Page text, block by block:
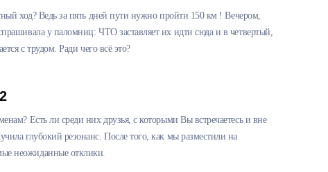
ход? Ведь за пять дней пути нужно пройти 150 км ! Вечером,
у паломниц: ЧТО заставляет их идти сюда и в четвертый,
с трудом. Ради чего всё это?
Есть ли среди них друзья, с которыми Вы встречаетесь и вне
глубокий резонанс. После того, как мы разместили на
неожиданные отклики.